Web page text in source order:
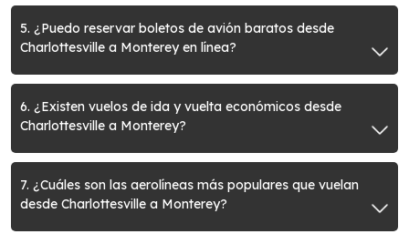
5. ¿Puedo reservar boletos de avión baratos desde
Charlottesville a Monterey en línea?
6. ¿Existen vuelos de ida y vuelta económicos desde
Charlottesville a Monterey?
7. ¿Cuáles son las aerolíneas más populares que vuelan
desde Charlottesville a Monterey?